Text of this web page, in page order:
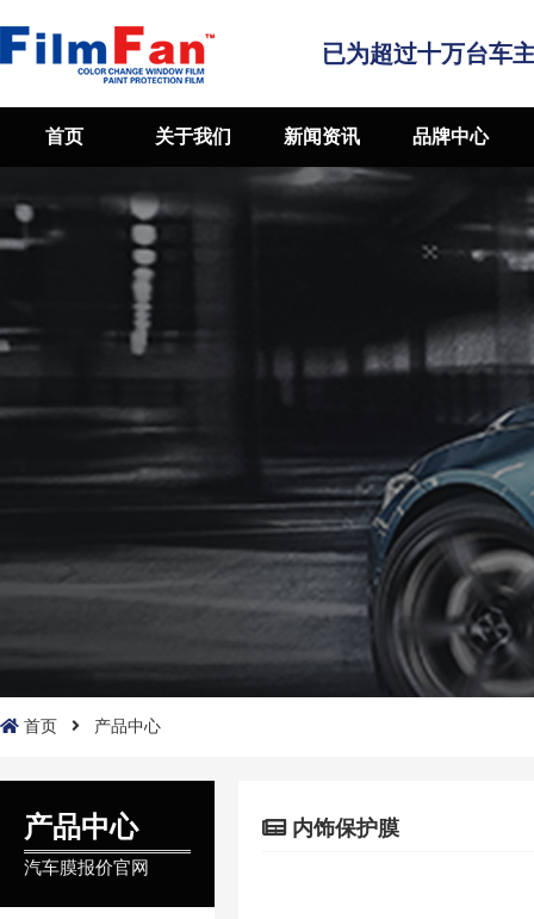
已为超过十万台车
首页 关于我们 新闻资讯 品牌中心
首页 产品中心
产品中心
汽车膜报价官网
内饰保护膜